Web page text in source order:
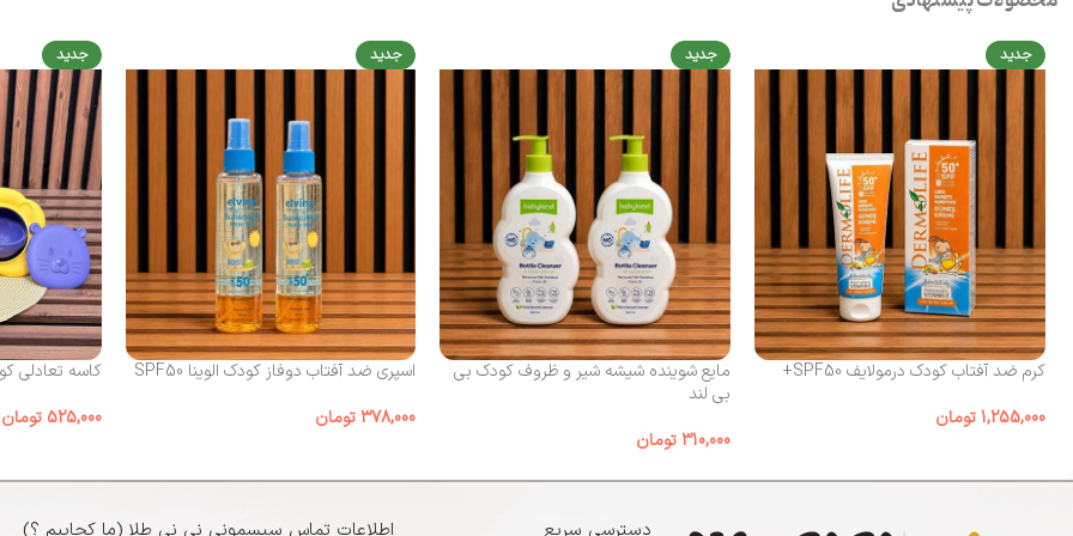
جدید
کرم ضد آفتاب کودک درمولایف SPF50+
1,255,000 تومان
جدید
مایع شوینده شیشه شیر و ظروف کودک بی‌
بی لند
310,000 تومان
جدید
اسپری ضد آفتاب دوفاز کودک الوینا SPF50
378,000 تومان
جدید
کاسه تعادلی
525,000 تومان